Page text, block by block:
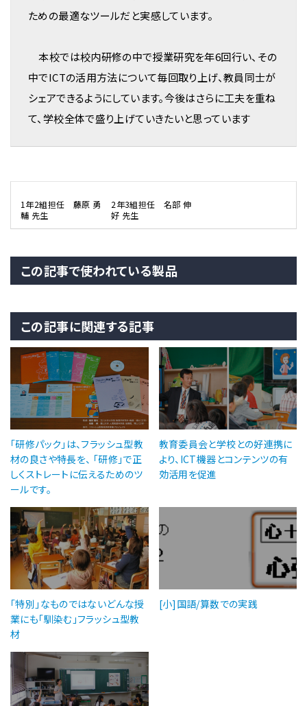
ための最適なツールだと実感しています。
本校では校内研修の中で授業研究を年6回行い、その
中でICTの活用方法について毎回取り上げ、教員同士が
シェアできるようにしています。今後はさらに工夫を重ね
て、学校全体で盛り上げていきたいと思っています
1年2組担任 藤原 勇
輔 先生
2年3組担任 名部 伸
好 先生
この記事で使われている製品
この記事に関連する記事
「研修パック」は、フラッシュ型教
材の良さや特長を、 「研修」で正
しくストレートに伝えるためのツ
ールです。
教育委員会と学校との好連携に
より、ICT機器とコンテンツの有
効活用を促進
「特別」なものではないどんな授
業にも「馴染む」フラッシュ型教
材
[小]国語/算数での実践